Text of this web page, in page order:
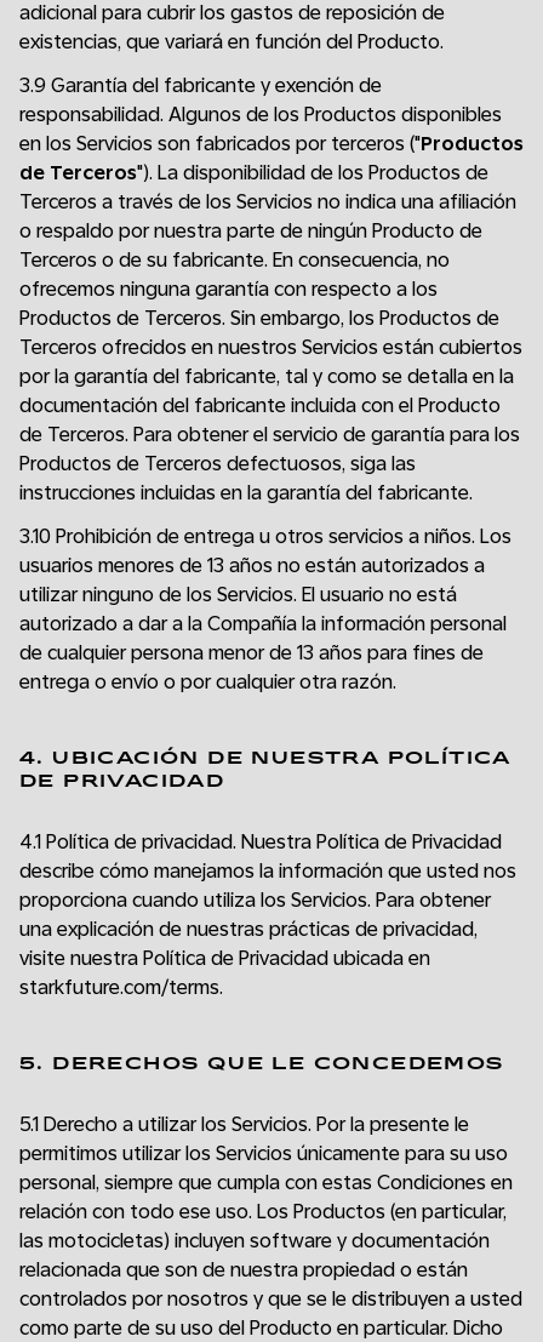
adicional para cubrir los gastos de reposición de
existencias, que variará en función del Producto.
3.9 Garantía del fabricante y exención de
responsabilidad. Algunos de los Productos disponibles
en los Servicios son fabricados por terceros ("Productos
de Terceros"). La disponibilidad de los Productos de
Terceros a través de los Servicios no indica una afiliación
o respaldo por nuestra parte de ningún Producto de
Terceros o de su fabricante. En consecuencia, no
ofrecemos ninguna garantía con respecto a los
Productos de Terceros. Sin embargo, los Productos de
Terceros ofrecidos en nuestros Servicios están cubiertos
por la garantía del fabricante, tal y como se detalla en la
documentación del fabricante incluida con el Producto
de Terceros. Para obtener el servicio de garantía para los
Productos de Terceros defectuosos, siga las
instrucciones incluidas en la garantía del fabricante.
3.10 Prohibición de entrega u otros servicios a niños. Los
usuarios menores de 13 años no están autorizados a
utilizar ninguno de los Servicios. El usuario no está
autorizado a dar a la Compañía la información personal
de cualquier persona menor de 13 años para fines de
entrega o envío o por cualquier otra razón.
4. UBICACIÓN DE NUESTRA POLÍTICA
DE PRIVACIDAD
4.1 Política de privacidad. Nuestra Política de Privacidad
describe cómo manejamos la información que usted nos
proporciona cuando utiliza los Servicios. Para obtener
una explicación de nuestras prácticas de privacidad,
visite nuestra Política de Privacidad ubicada en
starkfuture.com/terms.
5. DERECHOS QUE LE CONCEDEMOS
5.1 Derecho a utilizar los Servicios. Por la presente le
permitimos utilizar los Servicios únicamente para su uso
personal, siempre que cumpla con estas Condiciones en
relación con todo ese uso. Los Productos (en particular,
las motocicletas) incluyen software y documentación
relacionada que son de nuestra propiedad o están
controlados por nosotros y que se le distribuyen a usted
como parte de su uso del Producto en particular. Dicho